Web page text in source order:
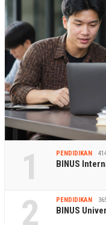
1 PENDIDIKAN
BINUS
2 PENDIDIKAN
BINUS